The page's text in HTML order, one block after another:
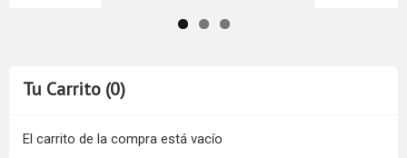
Tu Carrito (0)
El carrito de la compra está vacío